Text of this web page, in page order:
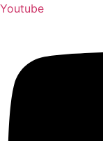
Youtube